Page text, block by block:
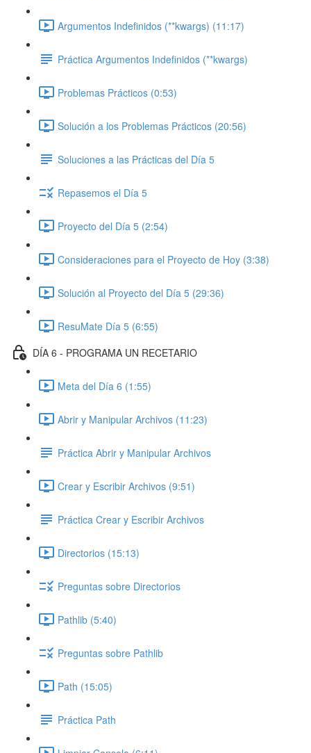
Argumentos Indefinidos (**kwargs) (11:17)
Práctica Argumentos Indefinidos (**kwargs)
Problemas Prácticos (0:53)
Solución a los Problemas Prácticos (20:56)
Soluciones a las Prácticas del Día 5
Repasemos el Día 5
Proyecto del Día 5 (2:54)
Consideraciones para el Proyecto de Hoy (3:38)
Solución al Proyecto del Día 5 (29:36)
ResuMate Día 5 (6:55)
DÍA 6 - PROGRAMA UN RECETARIO
Meta del Día 6 (1:55)
Abrir y Manipular Archivos (11:23)
Práctica Abrir y Manipular Archivos
Crear y Escribir Archivos (9:51)
Práctica Crear y Escribir Archivos
Directorios (15:13)
Preguntas sobre Directorios
Pathlib (5:40)
Preguntas sobre Pathlib
Path (15:05)
Práctica Path